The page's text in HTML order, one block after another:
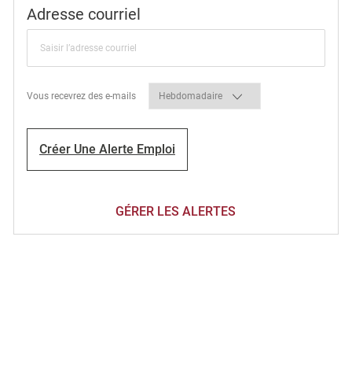
Adresse courrielRequired
Vous recevrez des e-mailsRequired
Créer Une Alerte Emploi
GÉRER LES ALERTES